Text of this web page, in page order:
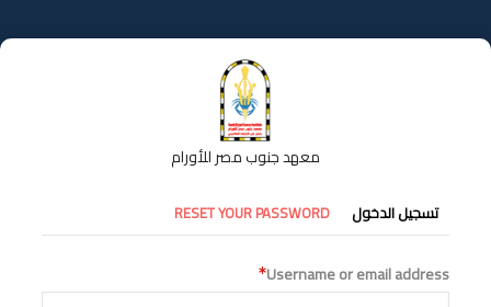
إلى
المحتوى
معهد جنوب مصر للأورام
التبويبات
الأساسية
تسجيل الدخول RESET YOUR PASSWORD
Username or email address